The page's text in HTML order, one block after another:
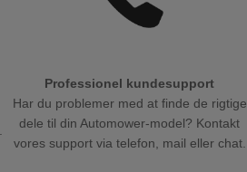
Professionel kundesupport
Har du problemer med at finde de rigtige
dele til din Automower-model? Kontakt
vores support via telefon, mail eller chat.